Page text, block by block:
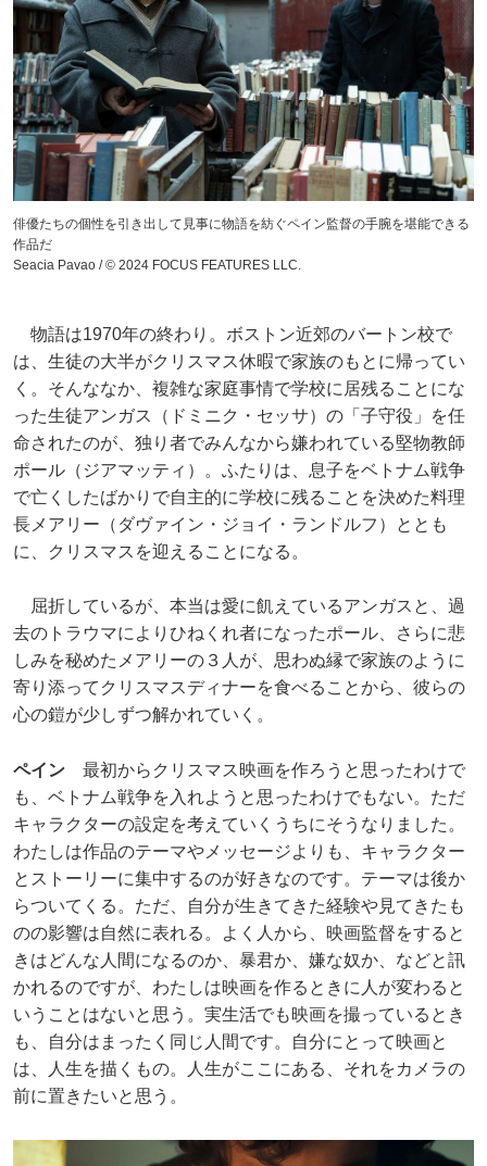
俳優たちの個性を引き出して見事に物語を紡ぐペイン監督の手腕を堪能できる
作品だ
Seacia Pavao / © 2024 FOCUS FEATURES LLC.
物語は1970年の終わり。ボストン近郊のバートン校で
は、生徒の大半がクリスマス休暇で家族のもとに帰ってい
く。そんななか、複雑な家庭事情で学校に居残ることにな
った生徒アンガス（ドミニク・セッサ）の「子守役」を任
命されたのが、独り者でみんなから嫌われている堅物教師
ポール（ジアマッティ）。ふたりは、息子をベトナム戦争
で亡くしたばかりで自主的に学校に残ることを決めた料理
長メアリー（ダヴァイン・ジョイ・ランドルフ）ととも
に、クリスマスを迎えることになる。
屈折しているが、本当は愛に飢えているアンガスと、過
去のトラウマによりひねくれ者になったポール、さらに悲
しみを秘めたメアリーの３人が、思わぬ縁で家族のように
寄り添ってクリスマスディナーを食べることから、彼らの
心の鎧が少しずつ解かれていく。
ペイン 最初からクリスマス映画を作ろうと思ったわけで
も、ベトナム戦争を入れようと思ったわけでもない。ただ
キャラクターの設定を考えていくうちにそうなりました。
わたしは作品のテーマやメッセージよりも、キャラクター
とストーリーに集中するのが好きなのです。テーマは後か
らついてくる。ただ、自分が生きてきた経験や見てきたも
のの影響は自然に表れる。よく人から、映画監督をすると
きはどんな人間になるのか、暴君か、嫌な奴か、などと訊
かれるのですが、わたしは映画を作るときに人が変わると
いうことはないと思う。実生活でも映画を撮っているとき
も、自分はまったく同じ人間です。自分にとって映画と
は、人生を描くもの。人生がここにある、それをカメラの
前に置きたいと思う。